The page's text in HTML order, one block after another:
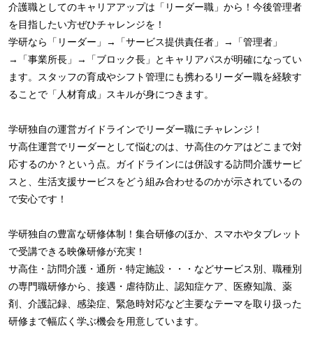
介護職としてのキャリアアップは「リーダー職」から！今後管理者
を目指したい方ぜひチャレンジを！
学研なら「リーダー」→「サービス提供責任者」→「管理者」
→「事業所長」→「ブロック長」とキャリアパスが明確になってい
ます。スタッフの育成やシフト管理にも携わるリーダー職を経験す
ることで「人材育成」スキルが身につきます。
学研独自の運営ガイドラインでリーダー職にチャレンジ！
サ高住運営でリーダーとして悩むのは、サ高住のケアはどこまで対
応するのか？という点。ガイドラインには併設する訪問介護サービ
スと、生活支援サービスをどう組み合わせるのかが示されているの
で安心です！
学研独自の豊富な研修体制！集合研修のほか、スマホやタブレット
で受講できる映像研修が充実！
サ高住・訪問介護・通所・特定施設・・・などサービス別、職種別
の専門職研修から、接遇・虐待防止、認知症ケア、医療知識、薬
剤、介護記録、感染症、緊急時対応など主要なテーマを取り扱った
研修まで幅広く学ぶ機会を用意しています。